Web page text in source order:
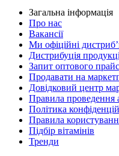
Загальна інформація
Про нас
Вакансії
Ми офіційні
Дистрибуція
Запит оптового
Продавати на
Довідковий центр
Правила проведення
Політика
Правила
Підбір вітамінів
Тренди